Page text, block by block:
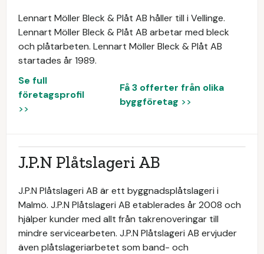
Lennart Möller Bleck & Plåt AB håller till i Vellinge.
Lennart Möller Bleck & Plåt AB arbetar med bleck
och plåtarbeten. Lennart Möller Bleck & Plåt AB
startades år 1989.
Se full
företagsprofil
>>
Få 3 offerter från olika
byggföretag >>
J.P.N Plåtslageri AB
J.P.N Plåtslageri AB är ett byggnadsplåtslageri i
Malmö. J.P.N Plåtslageri AB etablerades år 2008 och
hjälper kunder med allt från takrenoveringar till
mindre servicearbeten. J.P.N Plåtslageri AB ervjuder
även plåtslageriarbetet som band- och